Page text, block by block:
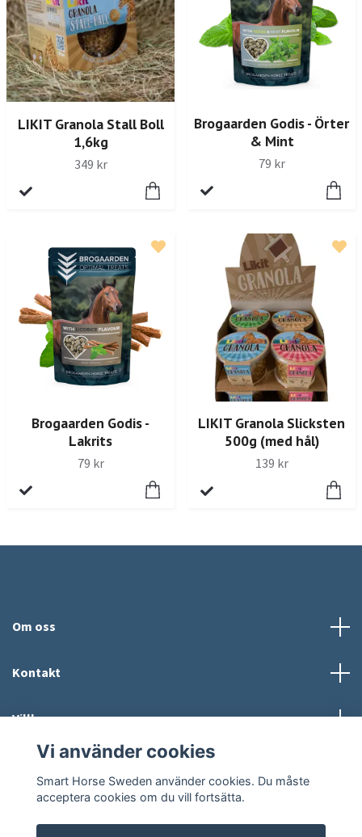
LIKIT Granola Stall Boll
1,6kg
349 kr
Brogaarden Godis - Örter
& Mint
79 kr
Brogaarden Godis -
Lakrits
79 kr
LIKIT Granola Slicksten
500g (med hål)
139 kr
Om oss
Kontakt
Villkor
Vi använder cookies
Smart Horse Sweden använder cookies. Du måste
acceptera cookies om du vill fortsätta.